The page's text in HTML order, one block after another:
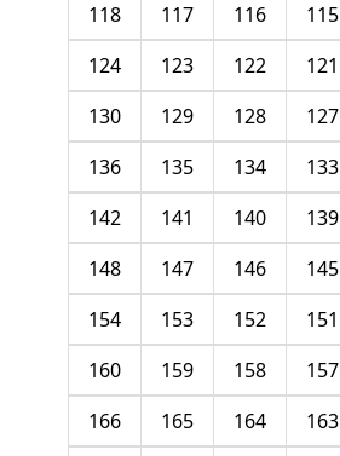
115
116
117
118
121
122
123
124
127
128
129
130
133
134
135
136
139
140
141
142
145
146
147
148
151
152
153
154
157
158
159
160
163
164
165
166